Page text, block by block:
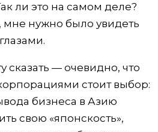
ли это на самом деле?
мне нужно было увидеть
сказать — очевидно, что
стоит выбор:
бизнеса в Азию
свою «японскость»,